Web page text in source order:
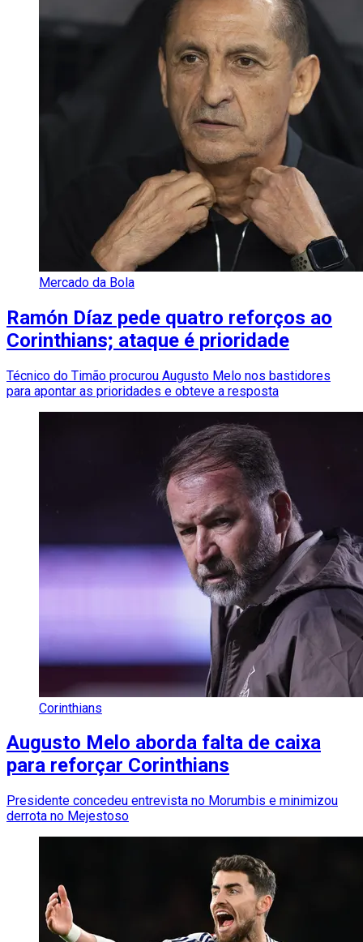
Mercado da Bola
Ramón Díaz pede quatro reforços ao
Corinthians; ataque é prioridade
Técnico do Timão procurou Augusto Melo nos bastidores
para apontar as prioridades e obteve a resposta
Corinthians
Augusto Melo aborda falta de caixa
para reforçar Corinthians
Presidente concedeu entrevista no Morumbis e minimizou
derrota no Mejestoso